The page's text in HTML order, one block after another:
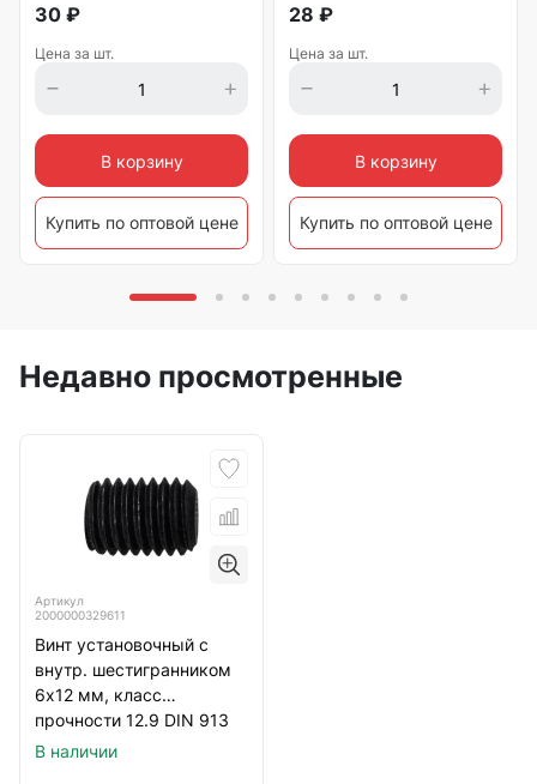
30 ₽
Цена за шт.
В корзину
Купить по оптовой цене
28 ₽
Цена за шт.
В корзину
Купить по оптовой цене
Недавно просмотренные
Артикул
2000000329611
Винт установочный с
внутр. шестигранником
6х12 мм, класс
прочности 12.9 DIN 913
тупой конец, черный
В наличии